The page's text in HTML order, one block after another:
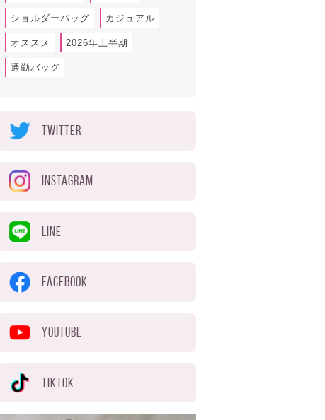
ショルダーバッグ カジュアル
オススメ 2026年上半期
通勤バッグ
TWITTER
INSTAGRAM
LINE
FACEBOOK
YOUTUBE
TIKTOK